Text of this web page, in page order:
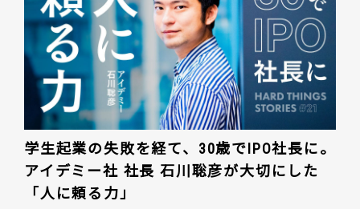
学生起業の失敗を経て、30歳でIPO社長に。
アイデミー社 社長 石川聡彦が大切にした
「人に頼る力」